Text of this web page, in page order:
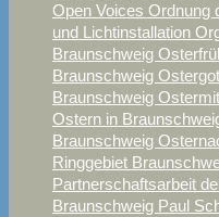
Open Voices Ordnung
und Lichtinstallation
Braunschweig
Braunschweig
Braunschweig
Ostern in
Braunschweig
Ringgebiet
Partnerschaftsarbeit
Braunschweig Paul